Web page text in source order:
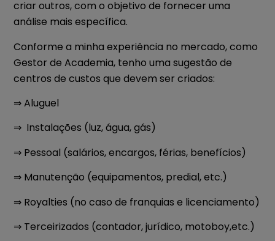
criar outros, com o objetivo de fornecer uma
análise mais específica.
Conforme a minha experiência no mercado, como
Gestor de Academia, tenho uma sugestão de
centros de custos que devem ser criados:
⇒ Aluguel
⇒ Instalações (luz, água, gás)
⇒ Pessoal (salários, encargos, férias, benefícios)
⇒ Manutenção (equipamentos, predial, etc.)
⇒ Royalties (no caso de franquias e licenciamento)
⇒ Terceirizados (contador, jurídico, motoboy,etc.)